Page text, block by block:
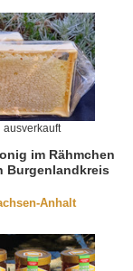
im Rähmchen
Burgenlandkreis
Anhalt
ausverkauft